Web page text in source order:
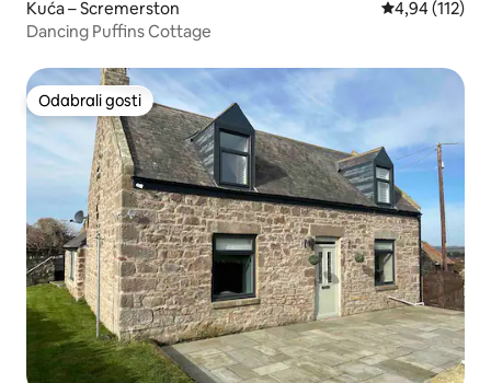
Kuća – Scremerston Prosječna
4,94 (112)
Dancing Puffins Cottage
Odabrali gosti
Odabrali gosti